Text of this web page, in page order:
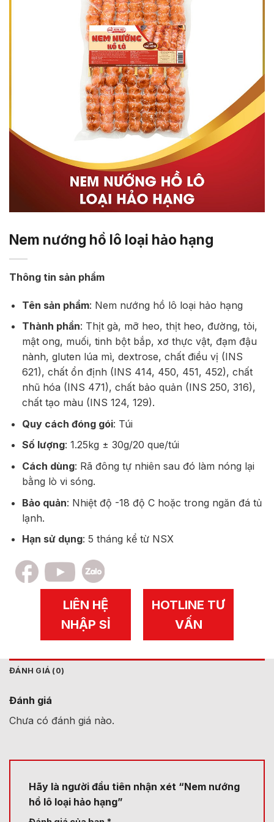
Nem nướng hồ lô loại hảo hạng
Thông tin sản phẩm
Tên sản phẩm: Nem nướng hồ lô loại hảo hạng
Thành phần: Thịt gà, mỡ heo, thịt heo, đường, tỏi,
mật ong, muối, tinh bột bắp, xơ thực vật, đạm đậu
nành, gluten lúa mì, dextrose, chất điều vị (INS
621), chất ổn định (INS 414, 450, 451, 452), chất
nhũ hóa (INS 471), chất bảo quản (INS 250, 316),
chất tạo màu (INS 124, 129).
Quy cách đóng gói: Túi
Số lượng: 1.25kg ± 30g/20 que/túi
Cách dùng: Rã đông tự nhiên sau đó làm nóng lại
bằng lò vi sóng.
Bảo quản: Nhiệt độ -18 độ C hoặc trong ngăn đá tủ
lạnh.
Hạn sử dụng: 5 tháng kể từ NSX
LIÊN HỆ
NHẬP SỈ
HOTLINE TƯ
VẤN
ĐÁNH GIÁ (0)
Đánh giá
Chưa có đánh giá nào.
Hãy là người đầu tiên nhận xét “Nem nướng
hồ lô loại hảo hạng”